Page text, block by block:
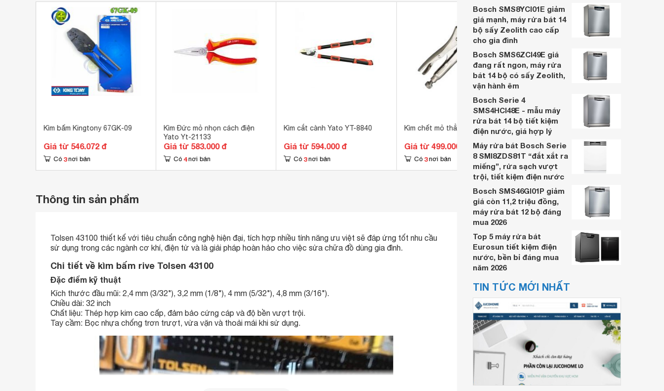
Kìm bấm Kingtony 67GK-09
Giá từ 546.072 đ
Có 3 nơi bán
Kìm Đức mỏ nhọn cách điện
Yato Yt-21133
Giá từ 583.000 đ
Có 4 nơi bán
Kìm cắt cành Yato YT-8840
Giá từ 594.000 đ
Có 3 nơi bán
Kìm chết mỏ thẳng KTC 250R
Giá từ 499.000 đ
Có 3 nơi bán
Kìm chết chữ C Irwin T20EL4,
11"
Giá từ 409.200 đ
Có 7 nơi bán
Thông tin sản phẩm
Tolsen 43100 thiết kế với tiêu chuẩn công nghệ hiện đại, tích hợp nhiều tính năng ưu việt sẽ đáp ứng tốt nhu cầu
sử dụng trong các ngành cơ khí, điện tử và là giải pháp hoàn hảo cho việc sửa chữa đồ dùng gia đình.
Chi tiết về kìm bấm rive Tolsen 43100
Đặc điểm kỹ thuật
Kích thước đầu mũi: 2,4 mm (3/32"), 3,2 mm (1/8"), 4 mm (5/32"), 4,8 mm (3/16").
Chiều dài: 32 inch
Chất liệu: Thép hợp kim cao cấp, đảm bảo cứng cáp và độ bền vượt trội.
Tay cầm: Bọc nhựa chống trơn trượt, vừa vặn và thoải mái khi sử dụng.
Bosch SMS8YCI01E giảm
giá mạnh, máy rửa bát 14
bộ sấy Zeolith cao cấp
cho gia đình
Bosch SMS6ZCI49E giá
đang rất ngon, máy rửa
bát 14 bộ có sấy Zeolith,
vận hành êm
Bosch Serie 4
SMS4HCI48E - mẫu máy
rửa bát 14 bộ tiết kiệm
điện nước, giá hợp lý
Máy rửa bát Bosch Serie
8 SMI8ZDS81T “đắt xắt ra
miếng”, rửa sạch vượt
trội, tiết kiệm điện nước
Bosch SMS46GI01P giảm
giá còn 11,2 triệu đồng,
máy rửa bát 12 bộ đáng
mua 2026
Top 5 máy rửa bát
Eurosun tiết kiệm điện
nước, bền bỉ đáng mua
năm 2026
TIN TỨC MỚI NHẤT